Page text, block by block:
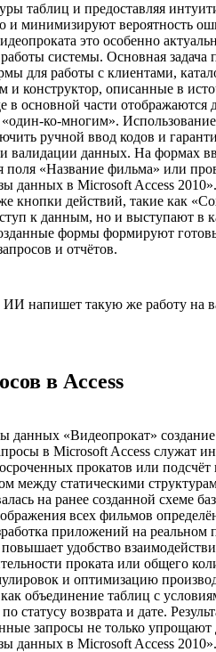
таблиц и предоставляя
и минимизируют вероятность
это особенно
системы. Основная
для работы с клиентами,
и конструктор, описанные в
в основной части
«один-ко-многим».
ручной ввод кодов и
валидации данных. На формах
поля «Название фильма» или
данных в Microsoft Access
кнопки действий, такие как
к данным, но и выступают в
формы формируют
и отчётов.
ИИ напишет такую же работу на
в Access
данных «Видеопрокат»
в Microsoft Access служат
прокатов или
между статическими
на ранее созданной
всех фильмов
приложений на реальном
удобство
проката или общего
и оптимизацию
объединение таблиц с
статусу возврата и дате.
запросы не только
данных в Microsoft Access 2010».